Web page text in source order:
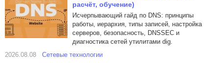
расчёт, обучение)
Исчерпывающий гайд по DNS: принципы
работы, иерархия, типы записей, настройка
серверов, безопасность, DNSSEC и
диагностика сетей утилитами dig.
2026.08.08
Сетевые технологии